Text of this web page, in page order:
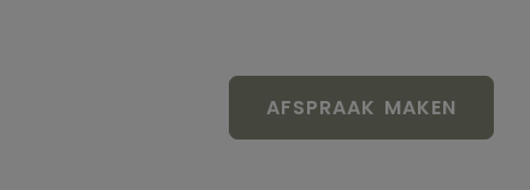
AFSPRAAK MAKEN